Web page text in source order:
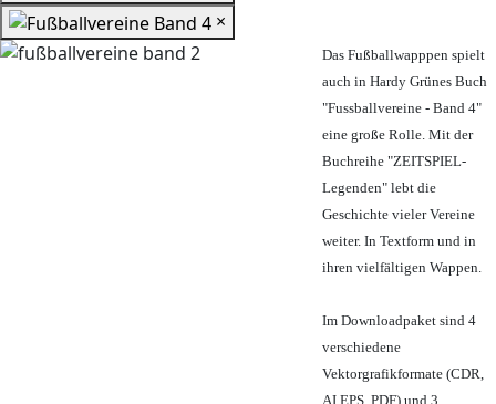
×
Das Fußballwapppen spielt
auch in Hardy Grünes Buch
"Fussballvereine - Band 4"
eine große Rolle. Mit der
Buchreihe "ZEITSPIEL-
Legenden" lebt die
Geschichte vieler Vereine
weiter. In Textform und in
ihren vielfältigen Wappen.
Im Downloadpaket sind 4
verschiedene
Vektorgrafikformate (CDR,
AI EPS, PDF) und 3